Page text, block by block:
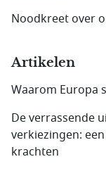
Noodkreet over
Artikelen
Waarom Europa
De verrassende
verkiezingen:
krachten